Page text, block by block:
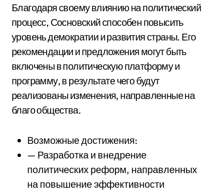
Благодаря своему влиянию на политический
процесс, Сосновский способен повысить
уровень демократии и развития страны. Его
рекомендации и предложения могут быть
включены в политическую платформу и
программу, в результате чего будут
реализованы изменения, направленные на
благо общества.
Возможные достижения:
— Разработка и внедрение
политических реформ, направленных
на повышение эффективности